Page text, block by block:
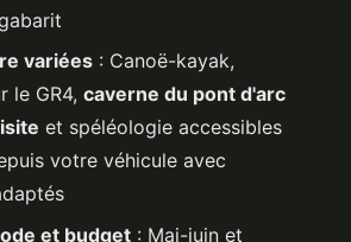
variées : Canoë-kayak,
le GR4, caverne du pont d'arc
et spéléologie accessibles
votre véhicule avec
et budget : Mai-juin et